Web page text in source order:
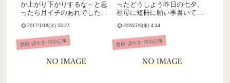
か上がり下がりするな～と思
ったら月イチのあれでした。
神面と連動してるんですね…
(・_・)昨日リーダーだったん
ですけど、やっぱり自分がす
変わらず一人では何もできな
2017/1/18(水) 23:27
ったどうしよう昨日の七夕、
祖母に短冊に願い事書いてっ
たしの願い事、「早くし､にた
い」しか思い浮かばなくて結
局書かずじまいでしたいきる
2020/7/8(水) 4:44
愚痴･ぼやき･病み記事 愚痴･ぼやき･病み記事